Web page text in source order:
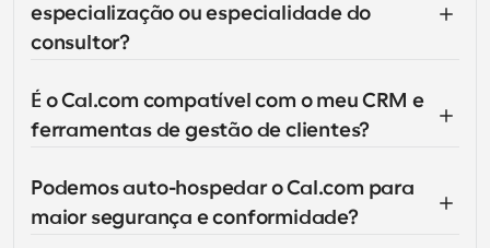
especialização ou especialidade do
consultor?
É o Cal.com compatível com o meu CRM e
ferramentas de gestão de clientes?
Podemos auto-hospedar o Cal.com para
maior segurança e conformidade?